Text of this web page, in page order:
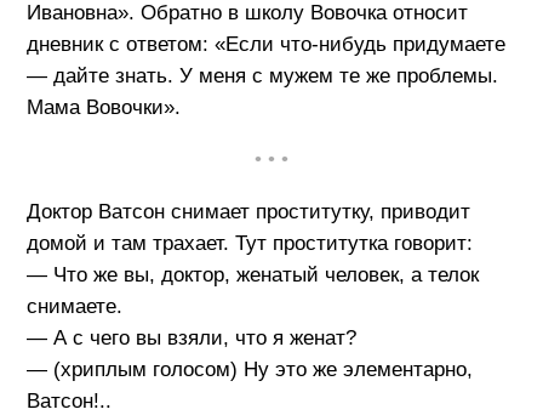
Ивановна». Обратно в школу Вовочка относит
дневник с ответом: «Если что-нибудь придумаете
— дайте знать. У меня с мужем те же проблемы.
Мама Вовочки».
• • •
Доктор Ватсон снимает проститутку, приводит
домой и там трахает. Тут проститутка говорит:
— Что же вы, доктор, женатый человек, а телок
снимаете.
— А с чего вы взяли, что я женат?
— (хриплым голосом) Ну это же элементарно,
Ватсон!..